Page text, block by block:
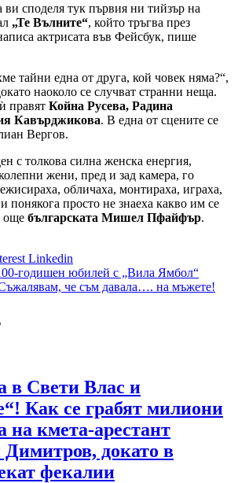
споделя тук първия ни тийзър на
„Те Вълните“, който тръгва през
актрисата във Фейсбук, пише
тайни една от друга, кой човек няма?“,
наоколо се случват странни неща.
правят Койна Русева, Радина
Кавърджикова. В една от сцените се
Вергов.
с толкова силна женска енергия,
жени, пред и зад камера, го
обличаха, монтираха, играха,
понякога просто не знаеха какво им се
още българската Мишел Пфайфър.
Linkedin
годишен юбилей с „Вила Ямбол“
че съм давала…. на мъжете!
в Свети Влас и
Как се грабят милиони
на кмета-арестант
докато в
фекалии